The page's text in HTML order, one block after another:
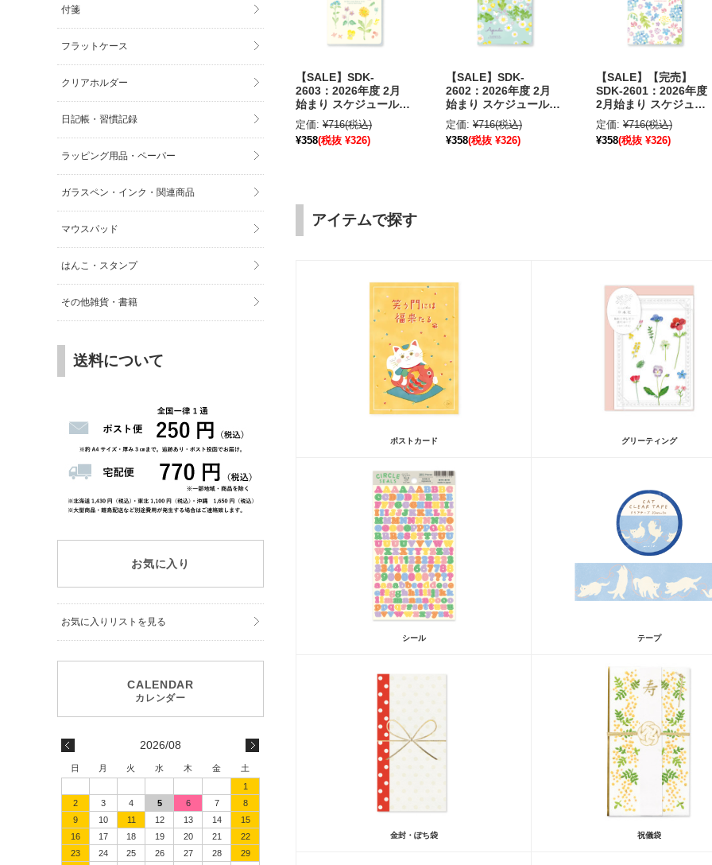
【SALE】SDK-
2603：2026年度 2月
始まり スケジュール帳
A6サイズ 日曜始まり
ナチュラルブーケ
〔OZ_S〕
定価: ¥716(税込)
¥358(税抜 ¥326)
【SALE】SDK-
2602：2026年度 2月
始まり スケジュール帳
A6サイズ 日曜始まり
ホワイトガーデン
〔OZ_S〕
定価: ¥716(税込)
¥358(税抜 ¥326)
【SALE】【完売】
SDK-2601：2026年度
2月始まり スケジュー
ル帳 A6サイズ 日曜始
まり ブルーバード
〔OZ_S〕
定価: ¥716(税込)
¥358(税抜 ¥326)
アイテムで探す
ポストカード グリーティング
シール テープ
金封・ぽち袋 祝儀袋
付箋
フラットケース
クリアホルダー
日記帳・習慣記録
ラッピング用品・ペーパー
ガラスペン・インク・関連商品
マウスパッド
はんこ・スタンプ
その他雑貨・書籍
送料について
お気に入り
お気に入りリストを見る
2026/08
日 月 火 水 木 金
土
1
2
3 4 5 6 7
8
9
10 11 12 13 14
15
16
17 18 19 20 21
22
23
24 25 26 27 28
29